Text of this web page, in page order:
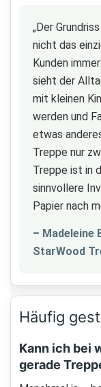
„Der
nicht das
Kunden
sieht der
mit kleinen
werden und
etwas
Treppe nur
Treppe ist in
sinnvollere
Papier nach
– Madeleine
StarWood
Häufig
Kann ich bei
gerade